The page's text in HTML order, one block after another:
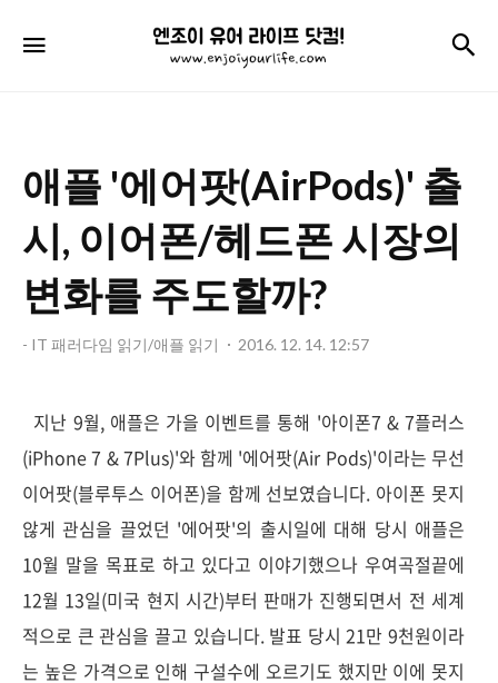
엔
조
어
라
이
프
닷
애플 '에어팟(AirPods)' 출
시, 이어폰/헤드폰 시장의
변화를 주도할까?
- IT 패러다임 읽기/애플 읽기 2016. 12. 14. 12:57
지난 9월, 애플은 가을 이벤트를 통해 '아이폰7 & 7플러스
(iPhone 7 & 7Plus)'와 함께 '에어팟(Air Pods)'이라는 무선
이어팟(블루투스 이어폰)을 함께 선보였습니다. 아이폰 못지
않게 관심을 끌었던 '에어팟'의 출시일에 대해 당시 애플은
10월 말을 목표로 하고 있다고 이야기했으나 우여곡절끝에
12월 13일(미국 현지 시간)부터 판매가 진행되면서 전 세계
적으로 큰 관심을 끌고 있습니다. 발표 당시 21만 9천원이라
는 높은 가격으로 인해 구설수에 오르기도 했지만 이에 못지